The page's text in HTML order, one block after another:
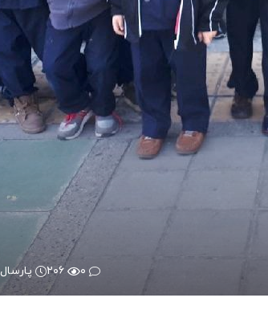
۰ ۲۰۶ پارسال